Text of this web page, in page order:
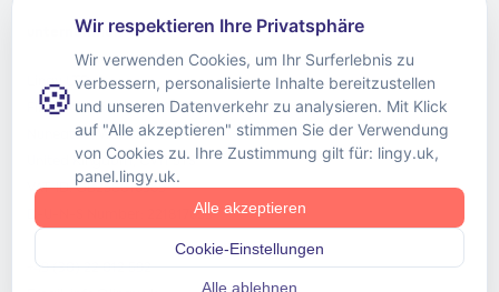
unternehmen
Lingy LTD
First Floor, 59 Coton Road
Nuneaton, Warwickshire
United Kingdom, CV11 5TS
VAT-ID: GB258816369
D-U-N-S Number: 221817659
+49 (30) 22 012 592